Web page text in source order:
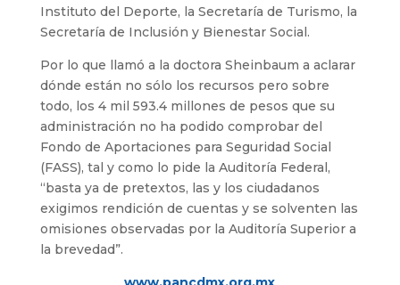
Instituto del Deporte, la Secretaría de Turismo, la
Secretaría de Inclusión y Bienestar Social.
Por lo que llamó a la doctora Sheinbaum a aclarar
dónde están no sólo los recursos pero sobre
todo, los 4 mil 593.4 millones de pesos que su
administración no ha podido comprobar del
Fondo de Aportaciones para Seguridad Social
(FASS), tal y como lo pide la Auditoría Federal,
“basta ya de pretextos, las y los ciudadanos
exigimos rendición de cuentas y se solventen las
omisiones observadas por la Auditoría Superior a
la brevedad”.